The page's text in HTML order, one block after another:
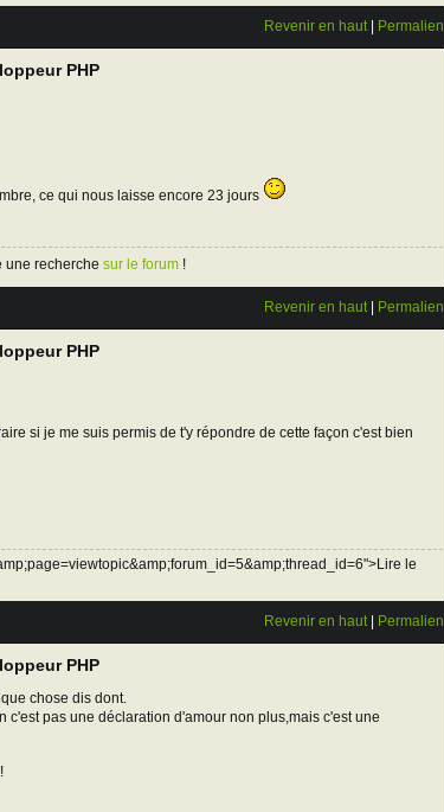
Revenir en haut| Permalien
PHP
ce qui nous laisse encore 23 jours
une recherche sur le forum!
Revenir en haut| Permalien
PHP
si je me suis permis de t'y répondre de cette façon c'est bien
le
Revenir en haut| Permalien
PHP
chose dis dont.
pas une déclaration d'amour non plus,mais c'est une